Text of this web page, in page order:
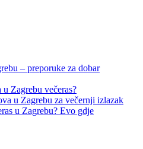
– preporuke za dobar
u Zagrebu večeras?
u Zagrebu za večernji izlazak
u Zagrebu? Evo gdje